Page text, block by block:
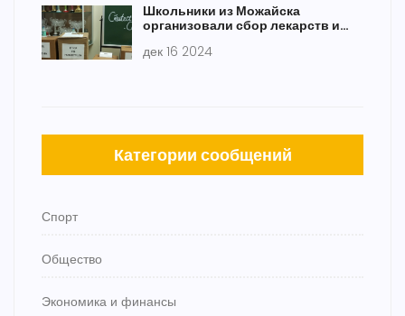
Школьники из Можайска
организовали сбор лекарств и
дек 16 2024
Категории сообщений
Спорт
Общество
Экономика и финансы